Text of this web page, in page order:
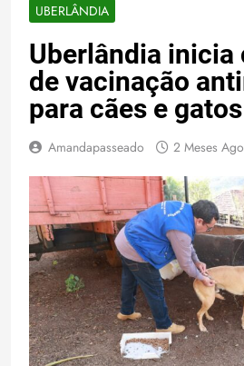
UBERLÂNDIA
Uberlândia inicia
de vacinação
para cães e
Amandapasseado 2 Meses Ago